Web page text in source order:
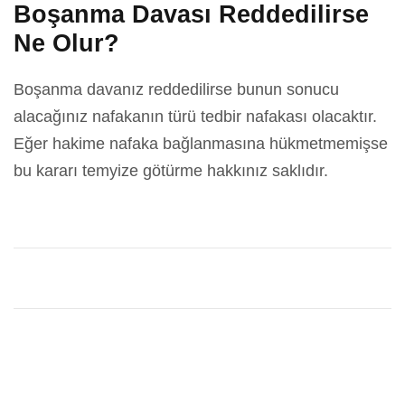
Boşanma Davası Reddedilirse
Ne Olur?
Boşanma davanız reddedilirse bunun sonucu
alacağınız nafakanın türü tedbir nafakası olacaktır.
Eğer hakime nafaka bağlanmasına hükmetmemişse
bu kararı temyize götürme hakkınız saklıdır.